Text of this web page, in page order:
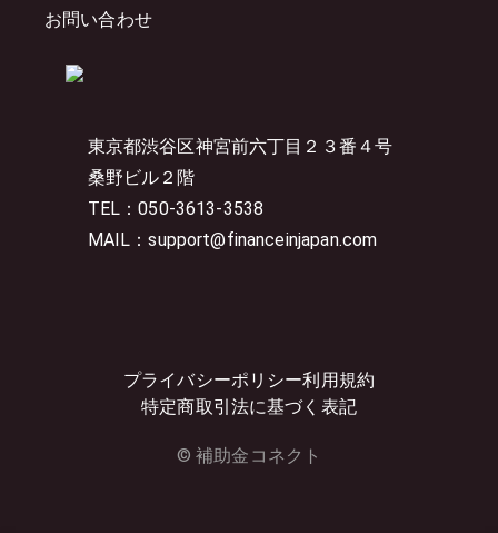
東京都渋谷区神宮前六丁目２３番４号
桑野ビル２階
TEL：050-3613-3538
MAIL：support@financeinjapan.com
プライバシーポリシー利用規約
特定商取引法に基づく表記
© 補助金コネクト
お問い合わせ